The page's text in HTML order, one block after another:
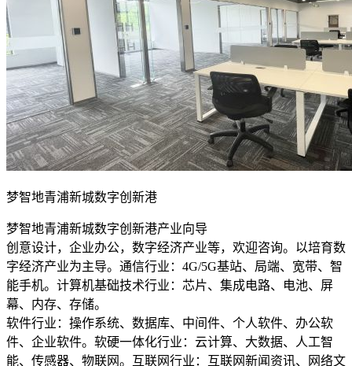
梦智地青浦新城数字创新港
梦智地青浦新城数字创新港产业向导
创意设计，企业办公，数字经济产业等，欢迎咨询。以培育数
字经济产业为主导。通信行业：4G/5G基站、局端、宽带、智
能手机。计算机基础技术行业：芯片、集成电路、电池、屏
幕、内存、存储。
软件行业：操作系统、数据库、中间件、个人软件、办公软
件、企业软件。软硬一体化行业：云计算、大数据、人工智
能、传感器、物联网。互联网行业：互联网新闻资讯、网络文